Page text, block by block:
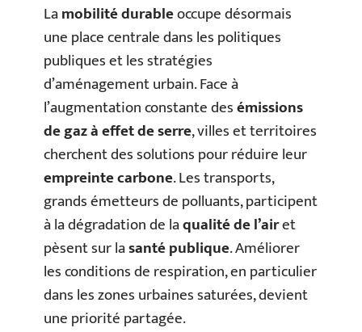
Lamobilité durableoccupe désormais
une place centrale dans les politiques
publiques et les stratégies
d’aménagement urbain. Face à
l’augmentation constante desémissions
de gaz à effet de serre, villes et territoires
cherchent des solutions pour réduire leur
empreinte carbone. Les transports,
grands émetteurs de polluants, participent
à la dégradation de laqualité de l’airet
pèsent sur lasanté publique. Améliorer
les conditions de respiration, en particulier
dans les zones urbaines saturées, devient
une priorité partagée.